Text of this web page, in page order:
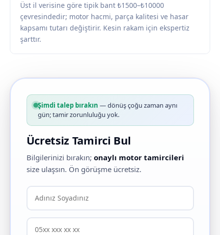
Üst il verisine göre tipik bant ₺1500–₺10000
çevresindedir; motor hacmi, parça kalitesi ve hasar
kapsamı tutarı değiştirir. Kesin rakam için ekspertiz
şarttır.
Şimdi talep bırakın — dönüş çoğu zaman aynı
gün; tamir zorunluluğu yok.
Ücretsiz Tamirci Bul
Bilgilerinizi bırakın; onaylı motor tamircileri
size ulaşsın. Ön görüşme ücretsiz.